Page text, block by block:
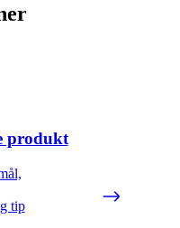
produkt
tip